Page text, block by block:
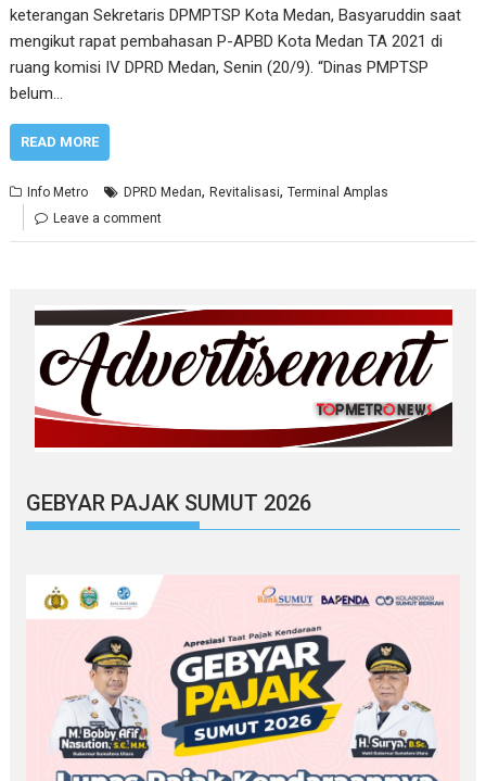
keterangan Sekretaris DPMPTSP Kota Medan, Basyaruddin saat
mengikut rapat pembahasan P-APBD Kota Medan TA 2021 di
ruang komisi IV DPRD Medan, Senin (20/9). “Dinas PMPTSP
belum…
READ MORE
Info Metro DPRD Medan,Revitalisasi,Terminal Amplas
Leave a comment
GEBYAR PAJAK SUMUT 2026